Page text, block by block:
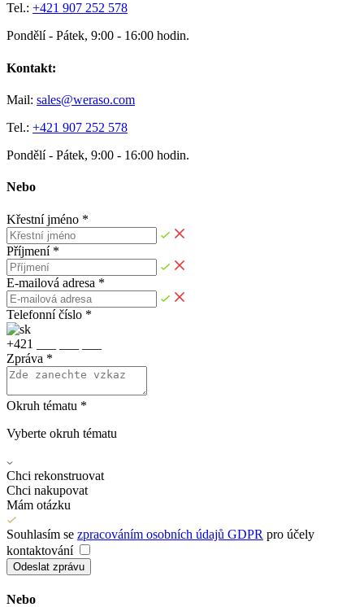
Tel.: +421 907 252 578
Pondělí - Pátek, 9:00 - 16:00 hodin.
Kontakt:
Mail: sales@weraso.com
Tel.: +421 907 252 578
Pondělí - Pátek, 9:00 - 16:00 hodin.
Nebo
Křestní jméno *
Příjmení *
E-mailová adresa *
Telefonní číslo *
+421
Zpráva *
Okruh tématu *
Vyberte okruh tématu
Chci rekonstruovat
Chci nakupovat
Mám otázku
Souhlasím se zpracováním osobních údajů GDPR pro účely
kontaktování
Odeslat zprávu
Nebo